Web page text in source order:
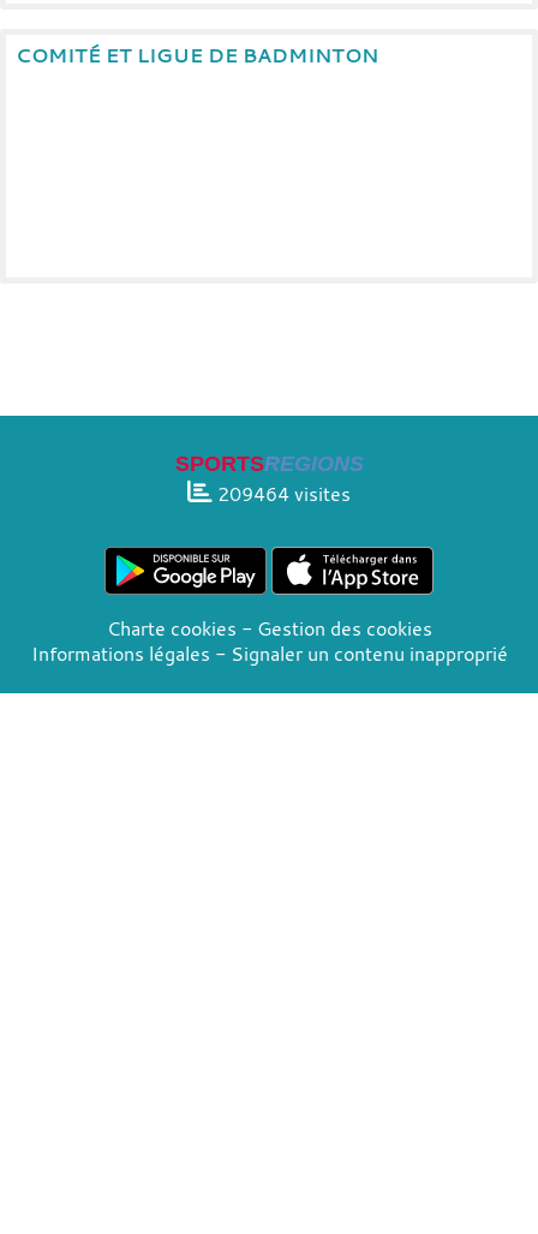
COMITÉ ET LIGUE DE BADMINTON
SPORTSREGIONS
209464visites
Charte cookies
Gestion des cookies
Informations légales
Signaler un contenu inapproprié